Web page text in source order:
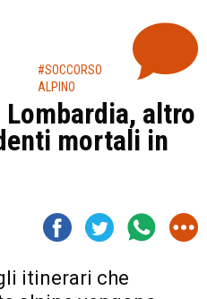
#SOCCORSO
ALPINO
altro
mortali in
itinerari che